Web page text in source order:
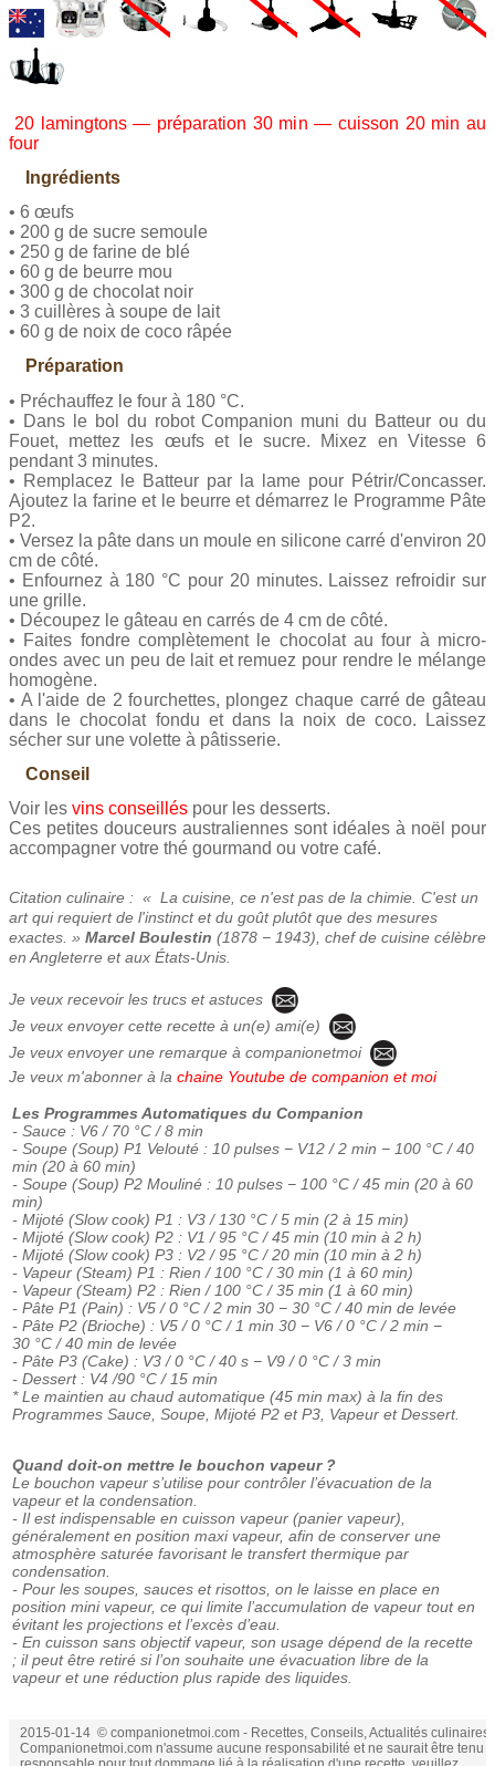
20 lamingtons — préparation 30 min — cuisson 20 min au
four
Ingrédients
• 6 œufs
• 200 g de sucre semoule
• 250 g de farine de blé
• 60 g de beurre mou
• 300 g de chocolat noir
• 3 cuillères à soupe de lait
• 60 g de noix de coco râpée
Préparation
• Préchauffez le four à 180 °C.
• Dans le bol du robot Companion muni du Batteur ou du
Fouet, mettez les œufs et le sucre. Mixez en Vitesse 6
pendant 3 minutes.
• Remplacez le Batteur par la lame pour Pétrir/Concasser.
Ajoutez la farine et le beurre et démarrez le Programme Pâte
P2.
• Versez la pâte dans un moule en silicone carré d'environ 20
cm de côté.
• Enfournez à 180 °C pour 20 minutes. Laissez refroidir sur
une grille.
• Découpez le gâteau en carrés de 4 cm de côté.
• Faites fondre complètement le chocolat au four à micro-
ondes avec un peu de lait et remuez pour rendre le mélange
homogène.
• A l'aide de 2 fourchettes, plongez chaque carré de gâteau
dans le chocolat fondu et dans la noix de coco. Laissez
sécher sur une volette à pâtisserie.
Conseil
Voir les vins conseillés pour les desserts.
Ces petites douceurs australiennes sont idéales à noël pour
accompagner votre thé gourmand ou votre café.
Citation culinaire : « La cuisine, ce n'est pas de la chimie. C'est un
art qui requiert de l'instinct et du goût plutôt que des mesures
exactes. » Marcel Boulestin (1878 − 1943), chef de cuisine célèbre
en Angleterre et aux États-Unis.
Je veux recevoir les trucs et astuces
Je veux envoyer cette recette à un(e) ami(e)
Je veux envoyer une remarque à companionetmoi
Je veux m'abonner à la chaine Youtube de companion et moi
Les Programmes Automatiques du Companion
- Sauce : V6 / 70 °C / 8 min
- Soupe (Soup) P1 Velouté : 10 pulses − V12 / 2 min − 100 °C / 40
min (20 à 60 min)
- Soupe (Soup) P2 Mouliné : 10 pulses − 100 °C / 45 min (20 à 60
min)
- Mijoté (Slow cook) P1 : V3 / 130 °C / 5 min (2 à 15 min)
- Mijoté (Slow cook) P2 : V1 / 95 °C / 45 min (10 min à 2 h)
- Mijoté (Slow cook) P3 : V2 / 95 °C / 20 min (10 min à 2 h)
- Vapeur (Steam) P1 : Rien / 100 °C / 30 min (1 à 60 min)
- Vapeur (Steam) P2 : Rien / 100 °C / 35 min (1 à 60 min)
- Pâte P1 (Pain) : V5 / 0 °C / 2 min 30 − 30 °C / 40 min de levée
- Pâte P2 (Brioche) : V5 / 0 °C / 1 min 30 − V6 / 0 °C / 2 min −
30 °C / 40 min de levée
- Pâte P3 (Cake) : V3 / 0 °C / 40 s − V9 / 0 °C / 3 min
- Dessert : V4 /90 °C / 15 min
* Le maintien au chaud automatique (45 min max) à la fin des
Programmes Sauce, Soupe, Mijoté P2 et P3, Vapeur et Dessert.
Quand doit-on mettre le bouchon vapeur ?
Le bouchon vapeur s’utilise pour contrôler l’évacuation de la
vapeur et la condensation.
- Il est indispensable en cuisson vapeur (panier vapeur),
généralement en position maxi vapeur, afin de conserver une
atmosphère saturée favorisant le transfert thermique par
condensation.
- Pour les soupes, sauces et risottos, on le laisse en place en
position mini vapeur, ce qui limite l’accumulation de vapeur tout en
évitant les projections et l’excès d’eau.
- En cuisson sans objectif vapeur, son usage dépend de la recette
; il peut être retiré si l’on souhaite une évacuation libre de la
vapeur et une réduction plus rapide des liquides.
2015-01-14 © companionetmoi.com - Recettes, Conseils, Actualités culinaires.
Companionetmoi.com n'assume aucune responsabilité et ne saurait être tenu